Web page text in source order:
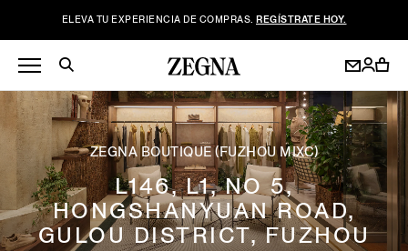
ELEVA TU EXPERIENCIA DE COMPRAS. REGÍSTRATE HOY.
ZEGNA BOUTIQUE (FUZHOU MIXC)
L146, L1, NO 5,
HONGSHANYUAN ROAD,
GULOU DISTRICT, FUZHOU